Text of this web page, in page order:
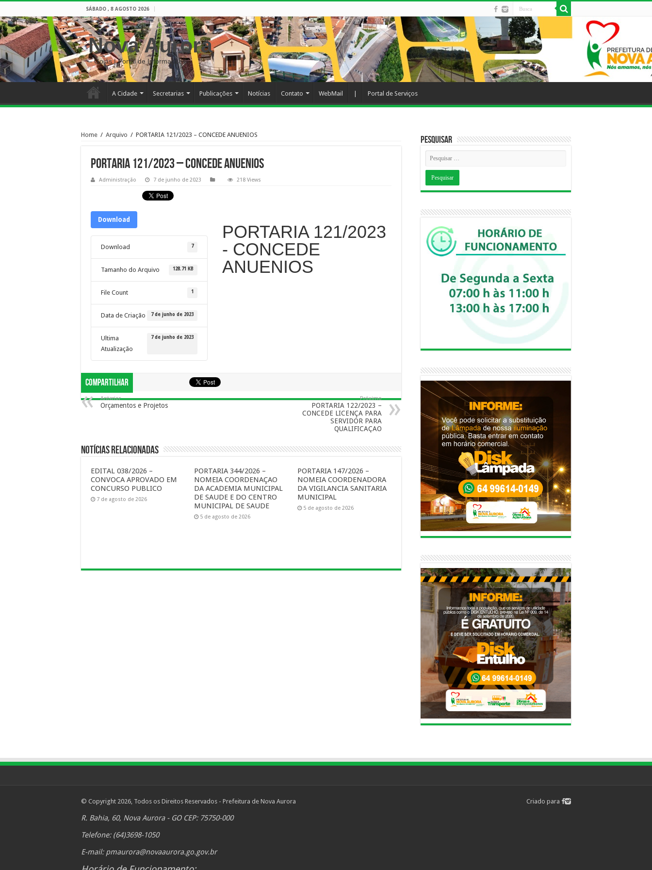
SÁBADO , 8 AGOSTO 2026
Nova Aurora
– Goiás | Portal de Informações
A Cidade Secretarias Publicações Notícias Contato WebMail Portal de Serviços
Home / Arquivo / PORTARIA 121/2023 – CONCEDE ANUENIOS
PORTARIA 121/2023 – CONCEDE ANUENIOS
Administração 7 de junho de 2023 218 Views
Download
Download 7
Tamanho do Arquivo 128.71 KB
File Count 1
Data de Criação 7 de junho de 2023
Ultima
Atualização
7 de junho de 2023
PORTARIA 121/2023
- CONCEDE
ANUENIOS
Compartilhar
Anterior
Orçamentos e Projetos
Próximo
PORTARIA 122/2023 –
CONCEDE LICENÇA PARA
SERVIDOR PARA
QUALIFICAÇAO
Notícias Relacionadas
EDITAL 038/2026 –
CONVOCA APROVADO EM
CONCURSO PUBLICO
7 de agosto de 2026
PORTARIA 344/2026 –
NOMEIA COORDENAÇAO
DA ACADEMIA MUNICIPAL
DE SAUDE E DO CENTRO
MUNICIPAL DE SAUDE
5 de agosto de 2026
PORTARIA 147/2026 –
NOMEIA COORDENADORA
DA VIGILANCIA SANITARIA
MUNICIPAL
5 de agosto de 2026
Pesquisar
Criado para
© Copyright 2026, Todos os Direitos Reservados - Prefeitura de Nova Aurora
R. Bahia, 60, Nova Aurora - GO CEP: 75750-000
Telefone: (64)3698-1050
E-mail: pmaurora@novaaurora.go.gov.br